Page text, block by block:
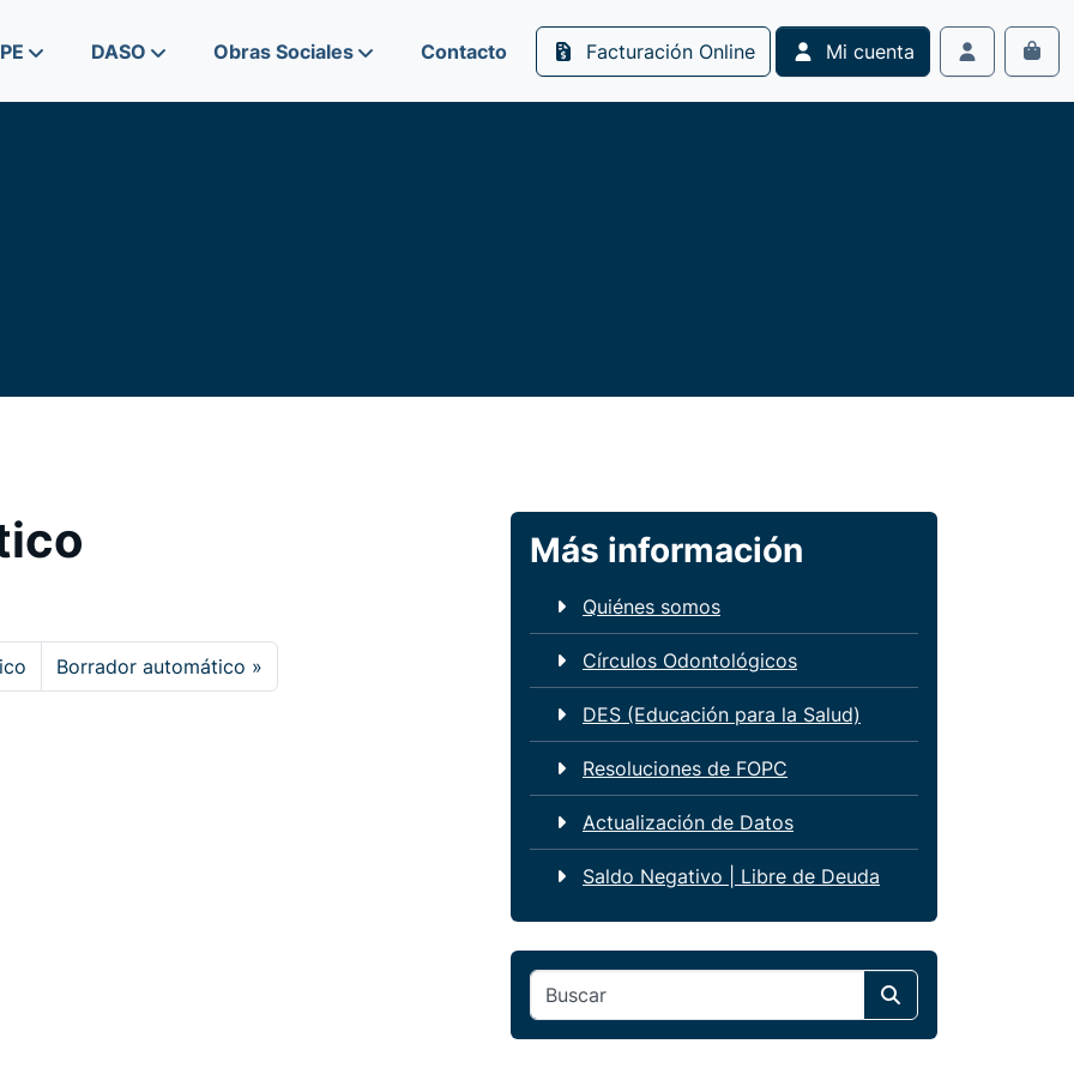
DASO Obras Sociales Contacto Facturación Online
Mi cuenta
Account
Cart
Borrador automático
Más información
Quiénes somos
Círculos Odontológicos
DES (Educación para la Salud)
Resoluciones de FOPC
Actualización de Datos
Saldo Negativo | Libre de Deuda